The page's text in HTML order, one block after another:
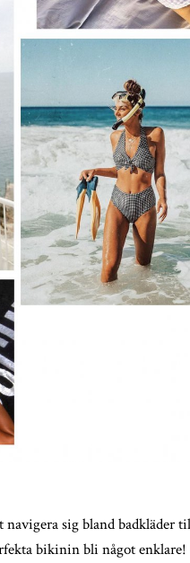
sig bland badkläder
bikinin bli något enklare!